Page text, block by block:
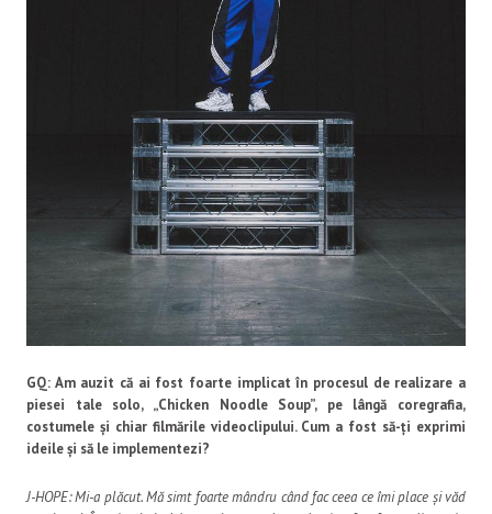
GQ: Am auzit că ai fost foarte implicat în procesul de realizare a
piesei tale solo, „Chicken Noodle Soup”, pe lângă coregrafia,
costumele și chiar filmările videoclipului. Cum a fost să-ți exprimi
ideile și să le implementezi?
J-HOPE: Mi-a plăcut. Mă simt foarte mândru când fac ceea ce îmi place și văd